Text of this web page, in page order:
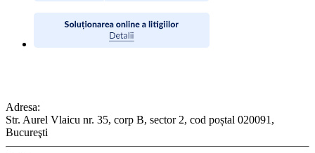
Adresa:
Str. Aurel Vlaicu nr. 35, corp B, sector 2, cod poștal 020091,
Bucureşti